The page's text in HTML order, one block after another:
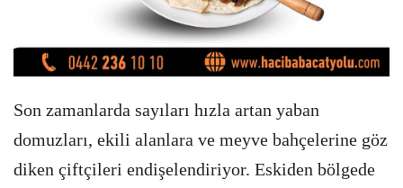
Son zamanlarda sayıları hızla artan yaban
domuzları, ekili alanlara ve meyve bahçelerine göz
diken çiftçileri endişelendiriyor. Eskiden bölgede